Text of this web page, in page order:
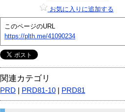
お気に入りに追加する
このページのURL
https://plth.me/41090234
関連カテゴリ
PRD PRD81-10 PRD81